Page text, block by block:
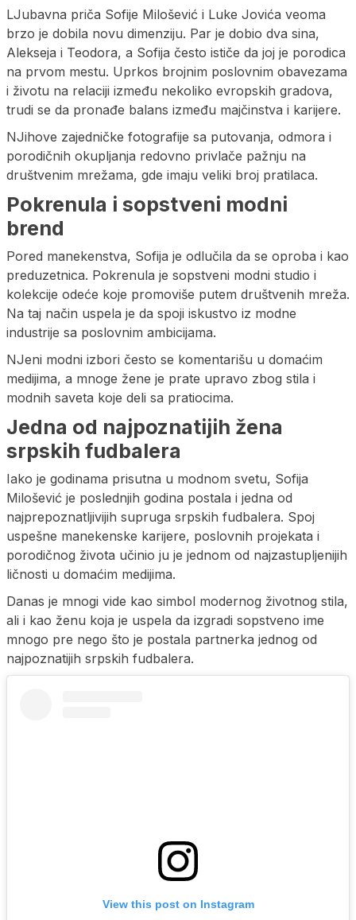
LJubavna priča Sofije Milošević i Luke Jovića veoma
brzo je dobila novu dimenziju. Par je dobio dva sina,
Alekseja i Teodora, a Sofija često ističe da joj je porodica
na prvom mestu. Uprkos brojnim poslovnim obavezama
i životu na relaciji između nekoliko evropskih gradova,
trudi se da pronađe balans između majčinstva i karijere.
NJihove zajedničke fotografije sa putovanja, odmora i
porodičnih okupljanja redovno privlače pažnju na
društvenim mrežama, gde imaju veliki broj pratilaca.
Pokrenula i sopstveni modni
brend
Pored manekenstva, Sofija je odlučila da se oproba i kao
preduzetnica. Pokrenula je sopstveni modni studio i
kolekcije odeće koje promoviše putem društvenih mreža.
Na taj način uspela je da spoji iskustvo iz modne
industrije sa poslovnim ambicijama.
NJeni modni izbori često se komentarišu u domaćim
medijima, a mnoge žene je prate upravo zbog stila i
modnih saveta koje deli sa pratiocima.
Jedna od najpoznatijih žena
srpskih fudbalera
Iako je godinama prisutna u modnom svetu, Sofija
Milošević je poslednjih godina postala i jedna od
najprepoznatljivijih supruga srpskih fudbalera. Spoj
uspešne manekenske karijere, poslovnih projekata i
porodičnog života učinio ju je jednom od najzastupljenijih
ličnosti u domaćim medijima.
Danas je mnogi vide kao simbol modernog životnog stila,
ali i kao ženu koja je uspela da izgradi sopstveno ime
mnogo pre nego što je postala partnerka jednog od
najpoznatijih srpskih fudbalera.
View this post on Instagram